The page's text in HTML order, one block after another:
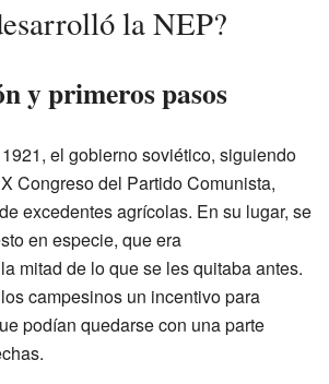
la NEP?
y primeros pasos
el gobierno soviético, siguiendo
Congreso del Partido Comunista,
excedentes agrícolas. En su lugar, se
en especie, que era
mitad de lo que se les quitaba antes.
campesinos un incentivo para
podían quedarse con una parte